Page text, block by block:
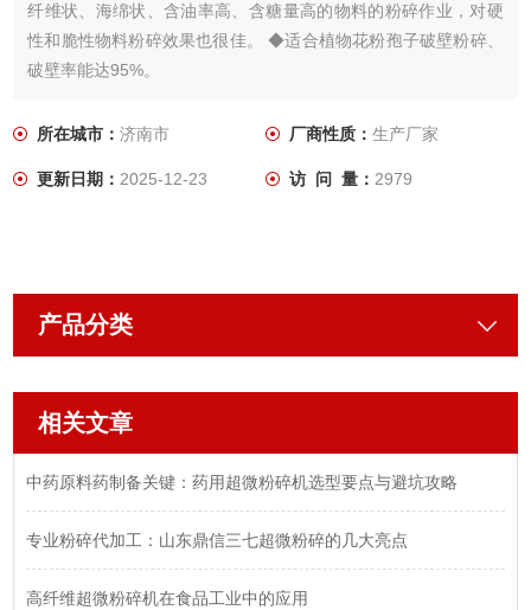
纤维状、海绵状、含油率高、含糖量高的物料的粉碎作业，对硬
性和脆性物料粉碎效果也很佳。 ◆适合植物花粉孢子破壁粉碎、
破壁率能达95%。
所在城市：济南市 厂商性质： 生产厂家
更新日期：2025-12-23 访 问 量： 2979
产品分类
相关文章
中药原料药制备关键：药用超微粉碎机选型要点与避坑攻略
专业粉碎代加工：山东鼎信三七超微粉碎的几大亮点
高纤维超微粉碎机在食品工业中的应用